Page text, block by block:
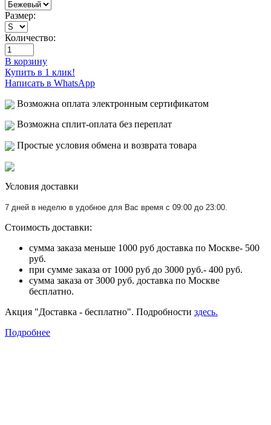
Размер:
Количество:
В корзину
Купить в 1 клик!
Написать в WhatsApp
Возможна оплата электронным сертификатом
Возможна сплит-оплата без переплат
Простые условия обмена и возврата товара
Условия доставки
7 дней в неделю в удобное для Вас время с 09:00 до 23:00.
Стоимость доставки:
сумма заказа меньше 1000 руб доставка по Москве- 500
руб.
при сумме заказа от 1000 руб до 3000 руб.- 400 руб.
сумма заказа от 3000 руб. доставка по Москве
бесплатно.
Акция "Доставка - бесплатно". Подробности здесь.
Подробнее